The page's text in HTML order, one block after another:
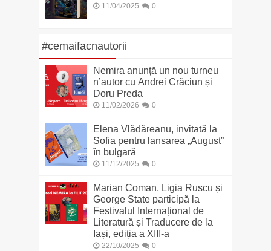
11/04/2025 0
#cemaifacnautorii
Nemira anunță un nou turneu
n’autor cu Andrei Crăciun și
Doru Preda
11/02/2026 0
Elena Vlădăreanu, invitată la
Sofia pentru lansarea „August”
în bulgară
11/12/2025 0
Marian Coman, Ligia Ruscu și
George State participă la
Festivalul Internațional de
Literatură și Traducere de la
Iași, ediția a XIII-a
22/10/2025 0